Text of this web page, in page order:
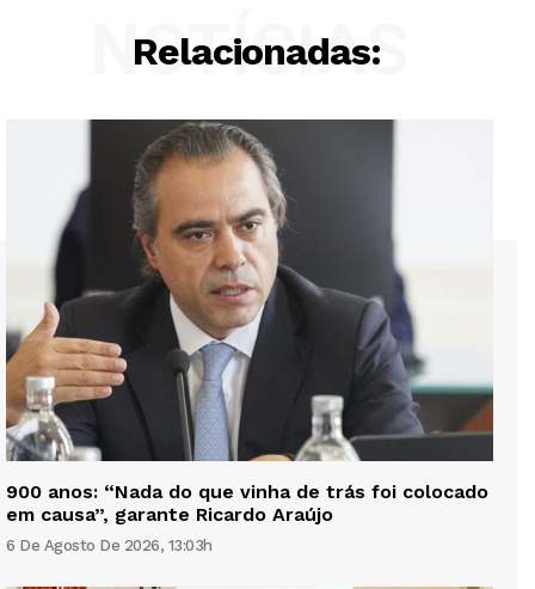
Relacionadas:
NOTÍCIAS
900 anos: “Nada do que vinha de trás foi colocado
em causa”, garante Ricardo Araújo
6 De Agosto De 2026, 13:03h